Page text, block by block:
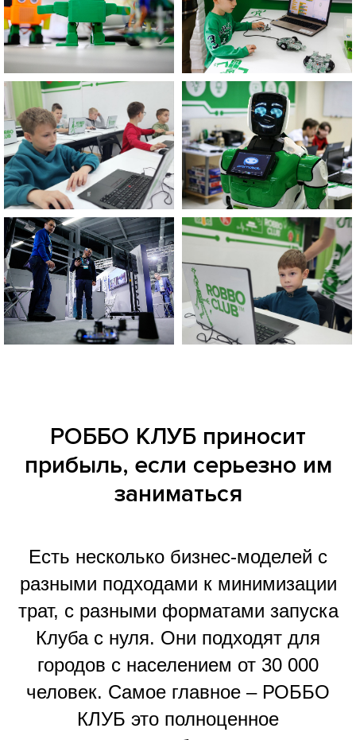
РОББО КЛУБ приносит
прибыль, если серьезно им
заниматься
Есть несколько бизнес-моделей с
разными подходами к минимизации
трат, с разными форматами запуска
Клуба с нуля. Они подходят для
городов с населением от 30 000
человек. Самое главное – РОББО
КЛУБ это полноценное